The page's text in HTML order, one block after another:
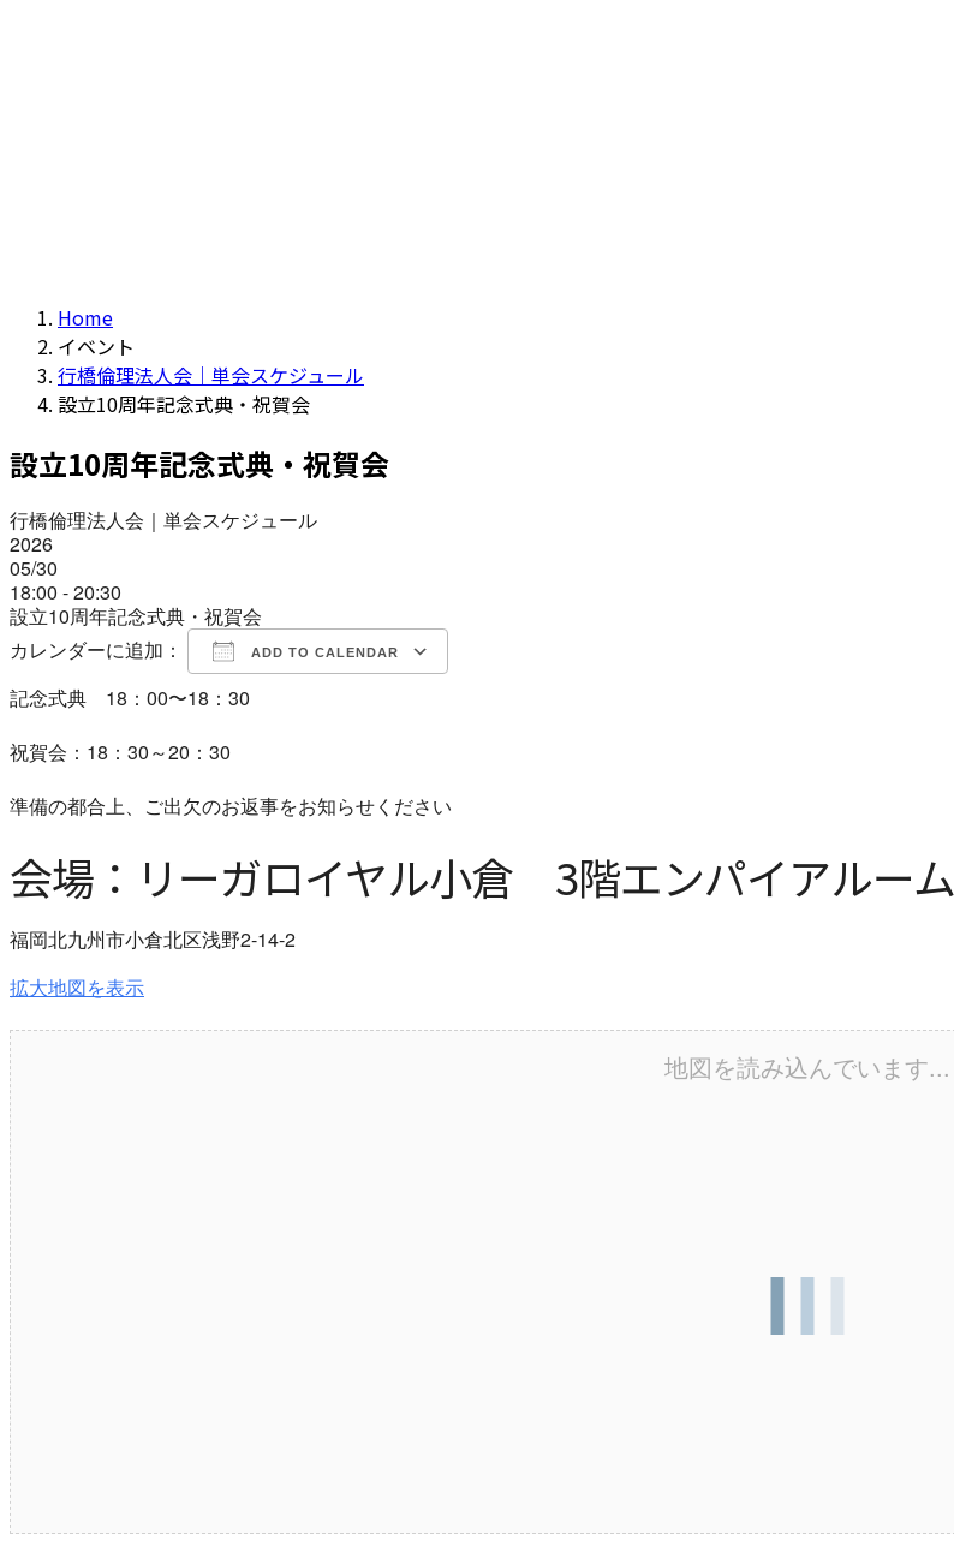
Home
イベント
行橋倫理法人会｜単会スケジュール
設立10周年記念式典・祝賀会
設立10周年記念式典・祝賀会
行橋倫理法人会｜単会スケジュール
2026
05/30
18:00 - 20:30
設立10周年記念式典・祝賀会
カレンダーに追加：
ADD TO CALENDAR
Download ICS
Google Calendar
iCalendarOffice 365
記念式典 18：00〜18：30
祝賀会：18：30～20：30
準備の都合上、ご出欠のお返事をお知らせください
会場：リーガロイヤル小倉 3階エンパイアルーム
福岡北九州市小倉北区浅野2-14-2
拡大地図を表示
地図を読み込んでいます...